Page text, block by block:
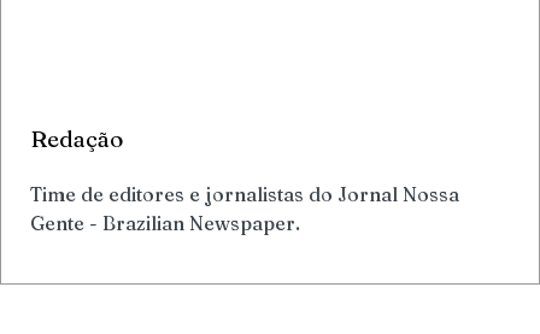
Redação
Time de editores e jornalistas do Jornal Nossa
Gente - Brazilian Newspaper.